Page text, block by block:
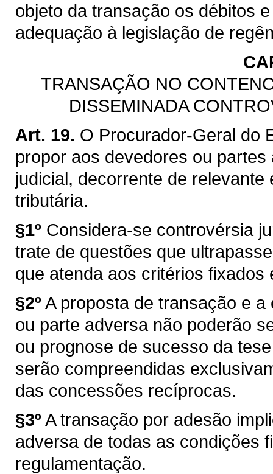
objeto da transação os débitos
adequação à legislação de
TRANSAÇÃO NO
DISSEMINADA
Art. 19. O Procurador-Geral do
propor aos devedores ou
judicial, decorrente de
tributária.
§1º Considera-se controvérsia
trate de questões que
que atenda aos critérios fixados
§2º A proposta de transação e
ou parte adversa não poderão
ou prognose de sucesso da
serão compreendidas
das concessões recíprocas.
§3º A transação por adesão
adversa de todas as condições
regulamentação.